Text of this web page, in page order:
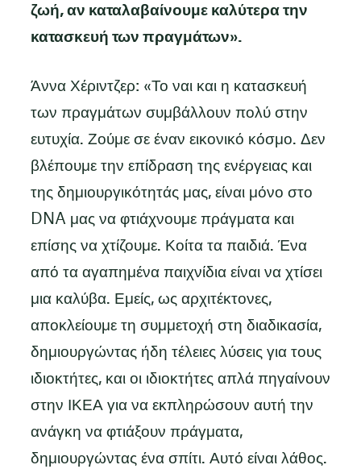
ζωή, αν καταλαβαίνουμε καλύτερα την
κατασκευή των πραγμάτων».
Άννα Χέριντζερ: «Το ναι και η κατασκευή
των πραγμάτων συμβάλλουν πολύ στην
ευτυχία. Ζούμε σε έναν εικονικό κόσμο. Δεν
βλέπουμε την επίδραση της ενέργειας και
της δημιουργικότητάς μας, είναι μόνο στο
DNA μας να φτιάχνουμε πράγματα και
επίσης να χτίζουμε. Κοίτα τα παιδιά. Ένα
από τα αγαπημένα παιχνίδια είναι να χτίσει
μια καλύβα. Εμείς, ως αρχιτέκτονες,
αποκλείουμε τη συμμετοχή στη διαδικασία,
δημιουργώντας ήδη τέλειες λύσεις για τους
ιδιοκτήτες, και οι ιδιοκτήτες απλά πηγαίνουν
στην ΙΚΕΑ για να εκπληρώσουν αυτή την
ανάγκη να φτιάξουν πράγματα,
δημιουργώντας ένα σπίτι. Αυτό είναι λάθος.